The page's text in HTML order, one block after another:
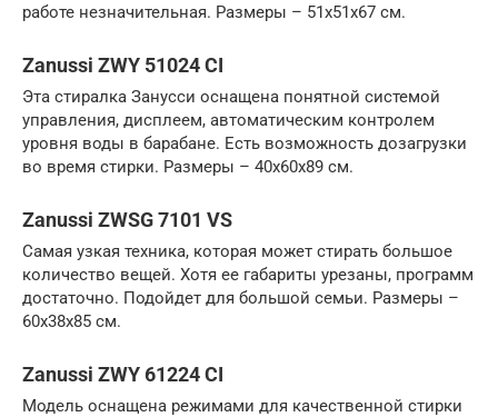
работе незначительная. Размеры – 51x51x67 см.
Zanussi ZWY 51024 СI
Эта стиралка Занусси оснащена понятной системой
управления, дисплеем, автоматическим контролем
уровня воды в барабане. Есть возможность дозагрузки
во время стирки. Размеры – 40x60x89 см.
Zanussi ZWSG 7101 VS
Самая узкая техника, которая может стирать большое
количество вещей. Хотя ее габариты урезаны, программ
достаточно. Подойдет для большой семьи. Размеры –
60x38x85 см.
Zanussi ZWY 61224 CI
Модель оснащена режимами для качественной стирки